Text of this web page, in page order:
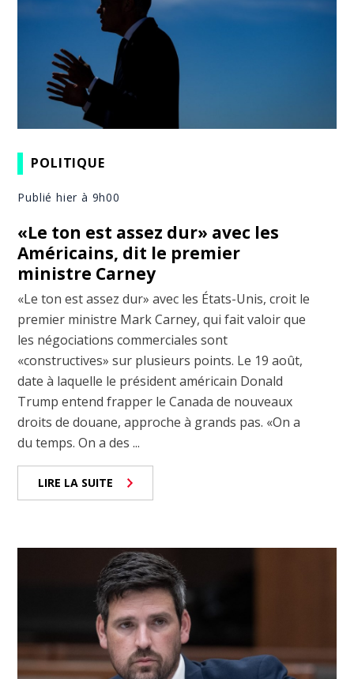
POLITIQUE
Publié hier à 9h00
«Le ton est assez dur» avec les
Américains, dit le premier
ministre Carney
«Le ton est assez dur» avec les États-Unis, croit le
premier ministre Mark Carney, qui fait valoir que
les négociations commerciales sont
«constructives» sur plusieurs points. Le 19 août,
date à laquelle le président américain Donald
Trump entend frapper le Canada de nouveaux
droits de douane, approche à grands pas. «On a
du temps. On a des ...
LIRE LA SUITE